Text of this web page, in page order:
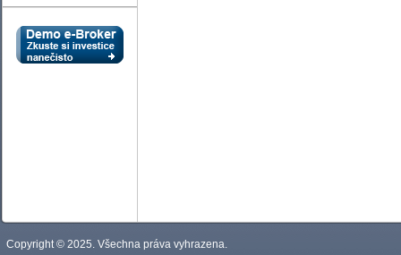
Copyright © 2025. Všechna práva vyhrazena.